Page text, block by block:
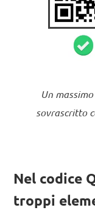
Un
sovrascritto
Nel codice
troppi